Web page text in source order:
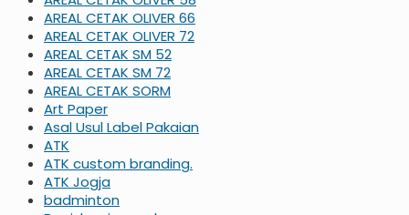
AREAL CETAK OLIVER 66
AREAL CETAK OLIVER 72
AREAL CETAK SM 52
AREAL CETAK SM 72
AREAL CETAK SORM
Art Paper
Asal Usul Label Pakaian
ATK
ATK custom branding.
ATK Jogja
badminton